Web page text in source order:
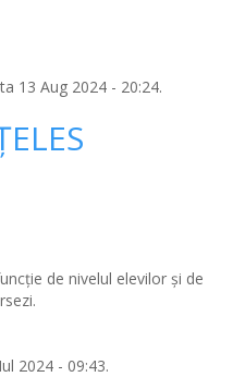
13 Aug 2024 - 20:24.
de nivelul elevilor și de
2024 - 09:43.